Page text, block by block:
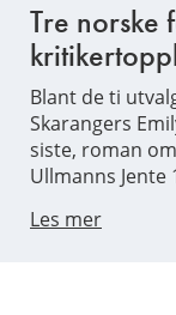
Tre norske
Blant de ti
Skarangers
siste, roman
Ullmanns Jente
Les mer